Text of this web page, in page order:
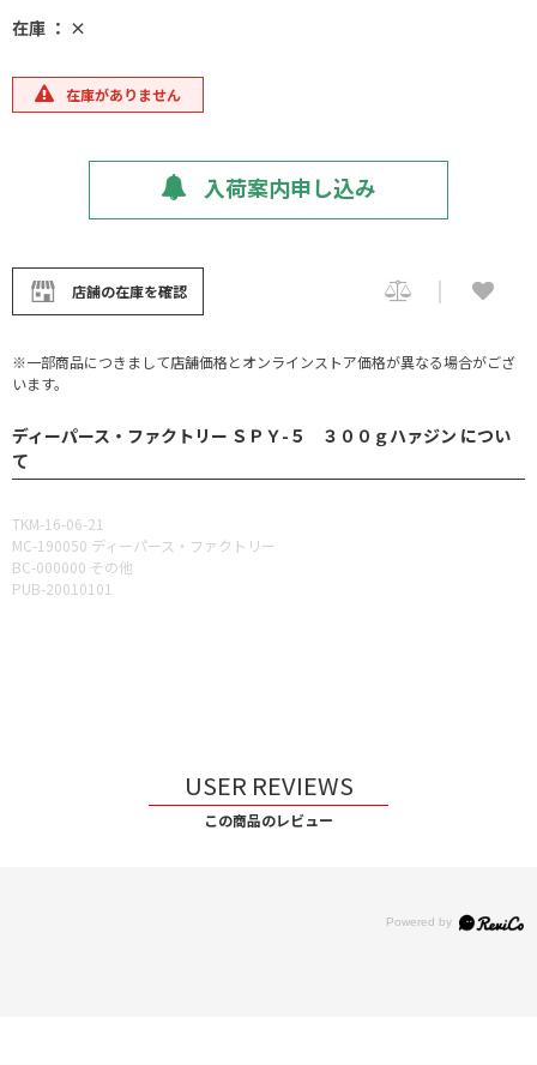
在庫 ： ×
在庫がありません
入荷案内申し込み
店舗の在庫を確認
※一部商品につきまして店舗価格とオンラインストア価格が異なる場合がござ
います。
ディーパース・ファクトリー ＳＰＹ-５ ３００ｇハァジン につい
て
TKM-16-06-21
MC-190050 ディーパース・ファクトリー
BC-000000 その他
PUB-20010101
USER REVIEWS
この商品のレビュー